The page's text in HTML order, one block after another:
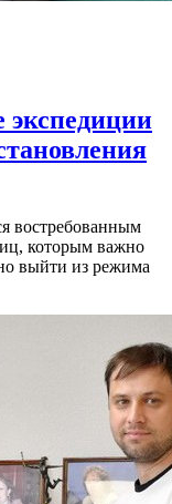
востребованным
которым важно
выйти из режима